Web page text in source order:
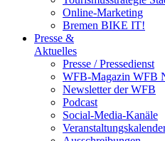
Online-Marketing
Bremen BIKE IT!
Presse &
Aktuelles
Presse / Pressedienst
WFB-Magazin WFB
Newsletter der WFB
Podcast
Social-Media-Kanäle